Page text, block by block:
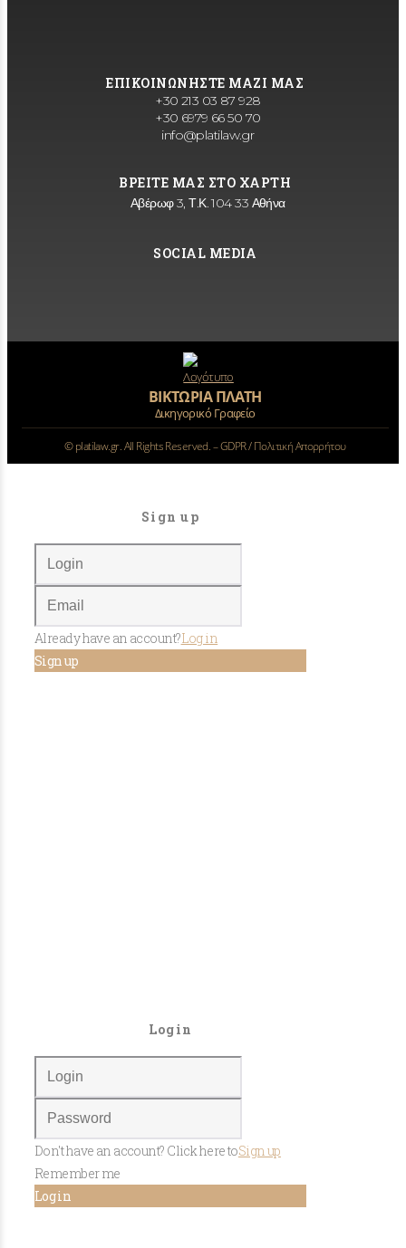
ΕΠΙΚΟΙΝΩΝΗΣΤΕ ΜΑΖΙ ΜΑΣ
+30 213 03 87 928
+30 6979 66 50 70
info@platilaw.gr
ΒΡΕΙΤΕ ΜΑΣ ΣΤΟ ΧΑΡΤΗ
Αβέρωφ 3, Τ.Κ. 104 33 Αθήνα
SOCIAL MEDIA
ΒΙΚΤΩΡΙΑ ΠΛΑΤΗ
Δικηγορικό Γραφείο
©platilaw.gr. All Rights Reserved. –GDPR / Πολιτική Απορρήτου
Sign up
Already have an account?Log in
Sign up
Login
Don't have an account? Click here toSign up
Remember me
Log in